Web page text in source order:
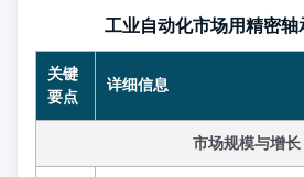
工业自动化市场用精密轴
关键
要点
详细信息
市场规模与增长